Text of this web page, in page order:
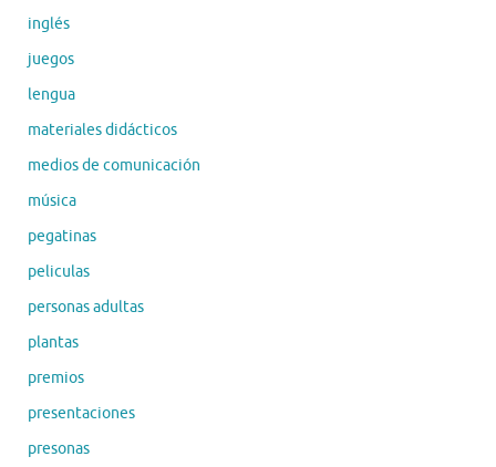
inglés
juegos
lengua
materiales didácticos
medios de comunicación
música
pegatinas
peliculas
personas adultas
plantas
premios
presentaciones
presonas